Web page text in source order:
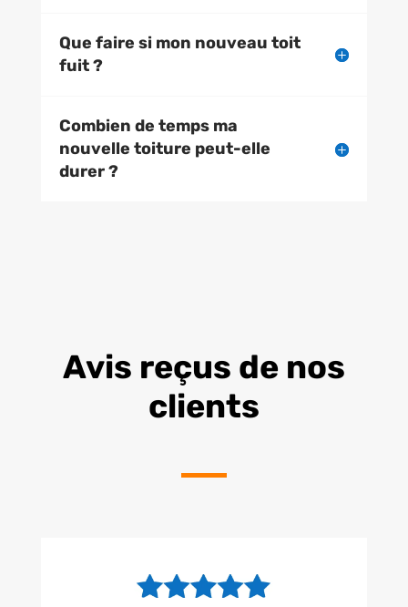
Que faire si mon nouveau toit
fuit ?
Combien de temps ma
nouvelle toiture peut-elle
durer ?
Avis reçus de nos
clients